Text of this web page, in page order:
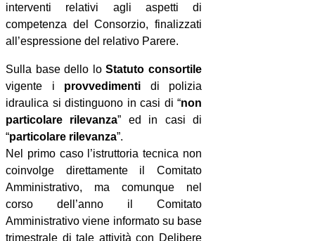
interventi relativi agli aspetti di
competenza del Consorzio, finalizzati
all’espressione del relativo Parere.
Sulla base dello loStatuto consortile
vigente i provvedimenti di polizia
idraulica si distinguono in casi di “non
particolare rilevanza” ed in casi di
“particolare rilevanza”.
Nel primo caso l’istruttoria tecnica non
coinvolge direttamente il Comitato
Amministrativo, ma comunque nel
corso dell’anno il Comitato
Amministrativo viene informato su base
trimestrale di tale attività con Delibere